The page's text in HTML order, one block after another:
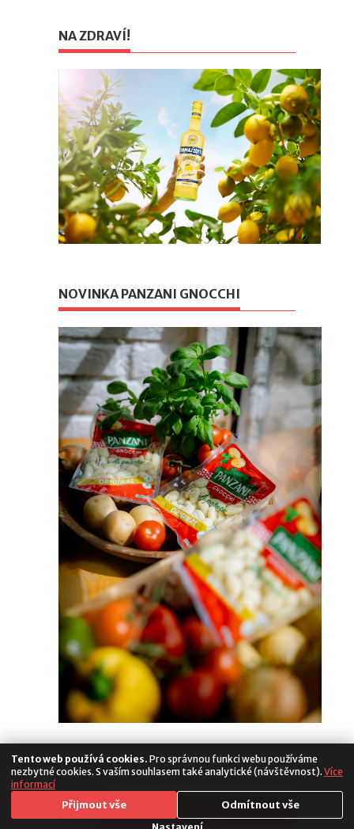
NA ZDRAVÍ!
NOVINKA PANZANI GNOCCHI
Copyright 2026. All Rights Reserved
Media
Populus
Tento web používá cookies. Pro správnou funkci webu používáme
nezbytné cookies. S vaším souhlasem také analytické (návštěvnost). Více
informací
Přijmout vše Odmítnout vše